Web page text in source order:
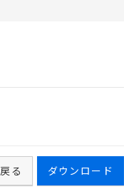
ダウンロード
戻る